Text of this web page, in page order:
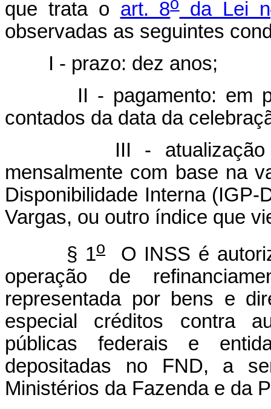
que trata o art. 8 da Lei n
observadas as seguintes
I - prazo: dez anos;
II - pagamento: em
contados da data da
III - atualização
mensalmente com base na
Disponibilidade Interna
Vargas, ou outro índice que
§ 1oO INSS é
operação de
representada por bens e
especial créditos contra
públicas federais e
depositadas no FND, a
Ministérios da Fazenda e da